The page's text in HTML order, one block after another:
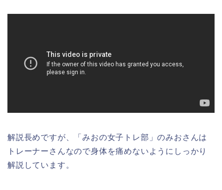
解説長めですが、「みおの女子トレ部」のみおさんは
トレーナーさんなので身体を痛めないようにしっかり
解説しています。